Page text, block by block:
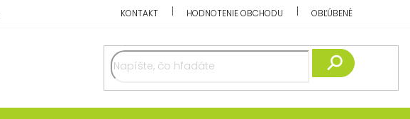
KONTAKT HODNOTENIE OBCHODU OBĽÚBENÉ